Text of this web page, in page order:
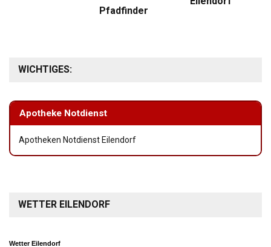
Pfadfinder
WICHTIGES:
Apotheke Notdienst
Apotheken Notdienst Eilendorf
WETTER EILENDORF
Wetter Eilendorf